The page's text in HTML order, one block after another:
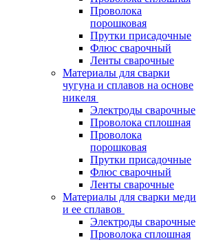
Проволока
порошковая
Прутки присадочные
Флюс сварочный
Ленты сварочные
Материалы для сварки
чугуна и сплавов на основе
никеля
Электроды сварочные
Проволока сплошная
Проволока
порошковая
Прутки присадочные
Флюс сварочный
Ленты сварочные
Материалы для сварки меди
и ее сплавов
Электроды сварочные
Проволока сплошная